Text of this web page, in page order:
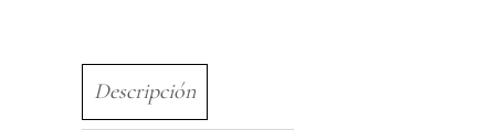
Descripción